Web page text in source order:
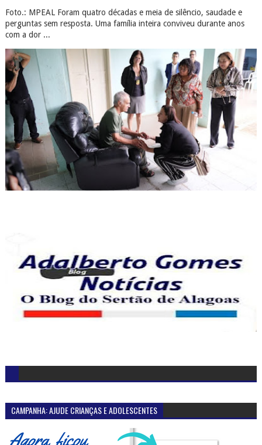
Foto.: MPEAL Foram quatro décadas e meia de silêncio, saudade e
perguntas sem resposta. Uma família inteira conviveu durante anos
com a dor ...
CAMPANHA: AJUDE CRIANÇAS E ADOLESCENTES